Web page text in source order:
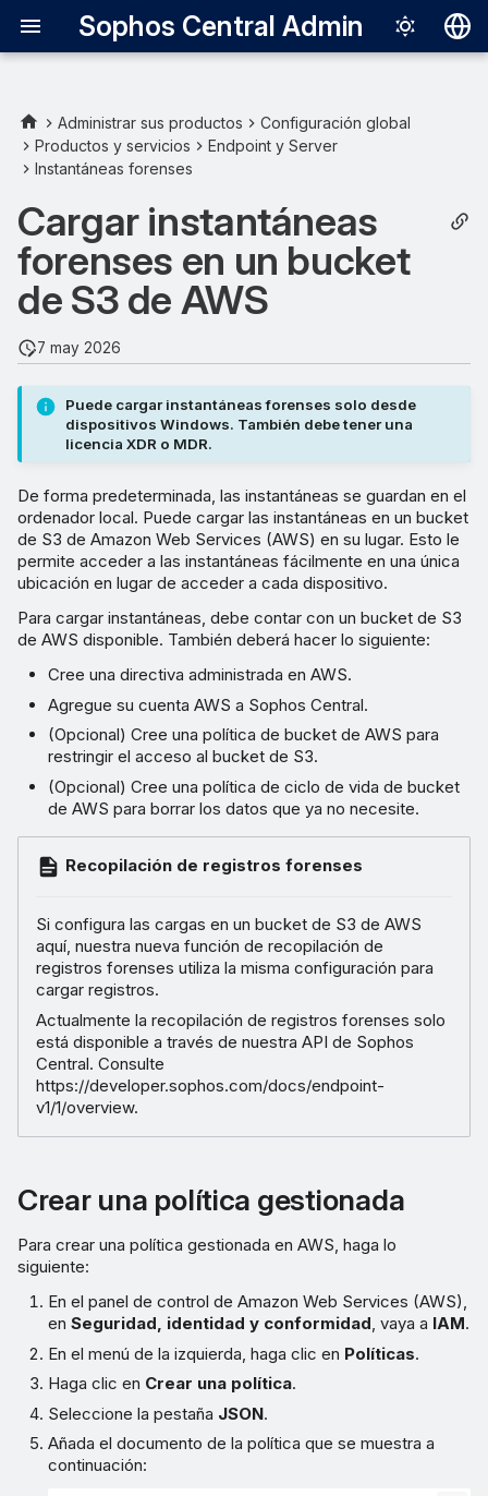
Sophos Central Admin
English
日本語
中文（繁體）
Crear una política gestionada
Añadir la cuenta de AWS a
Sophos Central
Cree una política con
respecto al bucket
Crear una política de ciclo de
vida de bucket
Problemas conocidos
Administrar sus productos
Configuración global
Productos y servicios
Endpoint y Server
Instantáneas forenses
Cargar instantáneas
forenses en un bucket
de S3 de AWS
7 may 2026
Puede cargar instantáneas forenses solo desde
dispositivos Windows. También debe tener una
licencia XDR o MDR.
De forma predeterminada, las instantáneas se guardan en el
ordenador local. Puede cargar las instantáneas en un bucket
de S3 de Amazon Web Services (AWS) en su lugar. Esto le
permite acceder a las instantáneas fácilmente en una única
ubicación en lugar de acceder a cada dispositivo.
Para cargar instantáneas, debe contar con un bucket de S3
de AWS disponible. También deberá hacer lo siguiente:
Cree una directiva administrada en AWS.
Agregue su cuenta AWS a Sophos Central.
(Opcional) Cree una política de bucket de AWS para
restringir el acceso al bucket de S3.
(Opcional) Cree una política de ciclo de vida de bucket
de AWS para borrar los datos que ya no necesite.
Recopilación de registros forenses
Si configura las cargas en un bucket de S3 de AWS
aquí, nuestra nueva función de recopilación de
registros forenses utiliza la misma configuración para
cargar registros.
Actualmente la recopilación de registros forenses solo
está disponible a través de nuestra API de Sophos
Central. Consulte
https://developer.sophos.com/docs/endpoint-
v1/1/overview.
Crear una política gestionada
Para crear una política gestionada en AWS, haga lo
siguiente:
En el panel de control de Amazon Web Services (AWS),
enSeguridad, identidad y conformidad, vaya a IAM.
En el menú de la izquierda, haga clic en Políticas.
Haga clic en Crear una política.
Seleccione la pestaña JSON.
Añada el documento de la política que se muestra a
continuación: